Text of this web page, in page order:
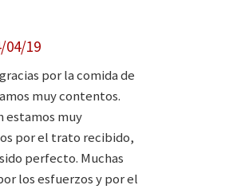
19
por la comida de
muy contentos.
estamos muy
por el trato recibido,
perfecto. Muchas
los esfuerzos y por el